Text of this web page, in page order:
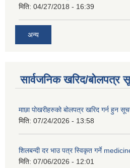
मिति: 04/27/2018 - 16:39
अन्य
सार्वजनिक खरिद/बोलपत्र
माछा पोखरीहरुको बोलपत्र खरिद गर्न हुन
मिति: 07/24/2026 - 13:58
शिलबन्दी दर भाउ पत्र स्विकृत गर्ने
मिति: 07/06/2026 - 12:01